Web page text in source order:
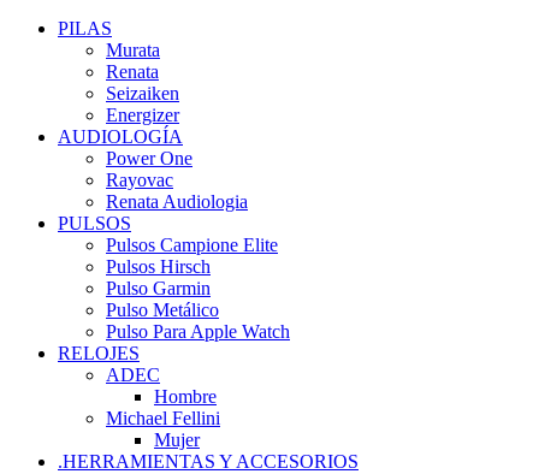
PILAS
Murata
Renata
Seizaiken
Energizer
AUDIOLOGÍA
Power One
Rayovac
Renata Audiologia
PULSOS
Pulsos Campione Elite
Pulsos Hirsch
Pulso Garmin
Pulso Metálico
Pulso Para Apple Watch
RELOJES
ADEC
Hombre
Michael Fellini
Mujer
.HERRAMIENTAS Y ACCESORIOS